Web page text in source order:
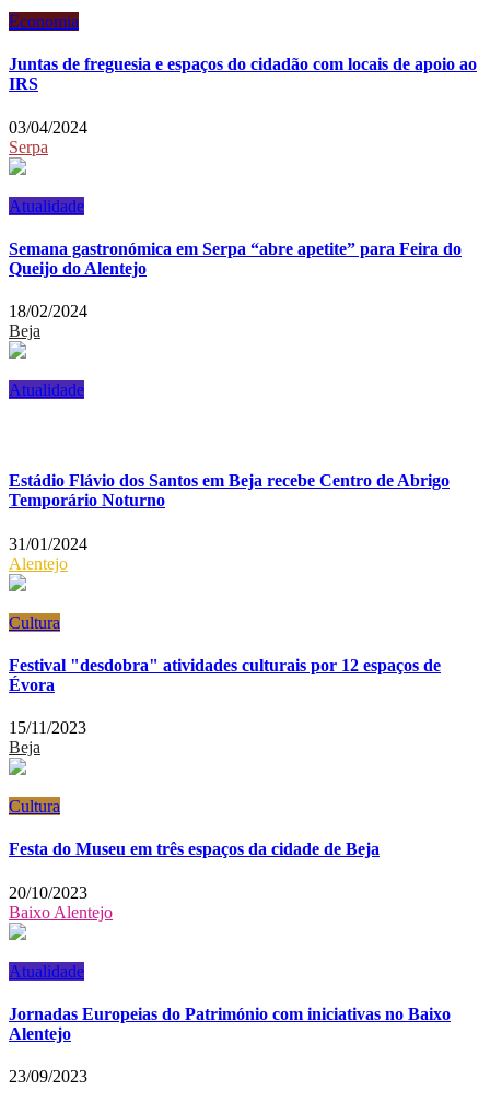
Economia
Juntas de freguesia e espaços do cidadão com locais de apoio ao
IRS
03/04/2024
Serpa
Atualidade
Semana gastronómica em Serpa “abre apetite” para Feira do
Queijo do Alentejo
18/02/2024
Beja
Atualidade
Estádio Flávio dos Santos em Beja recebe Centro de Abrigo
Temporário Noturno
31/01/2024
Alentejo
Cultura
Festival "desdobra" atividades culturais por 12 espaços de
Évora
15/11/2023
Beja
Cultura
Festa do Museu em três espaços da cidade de Beja
20/10/2023
Baixo Alentejo
Atualidade
Jornadas Europeias do Património com iniciativas no Baixo
Alentejo
23/09/2023